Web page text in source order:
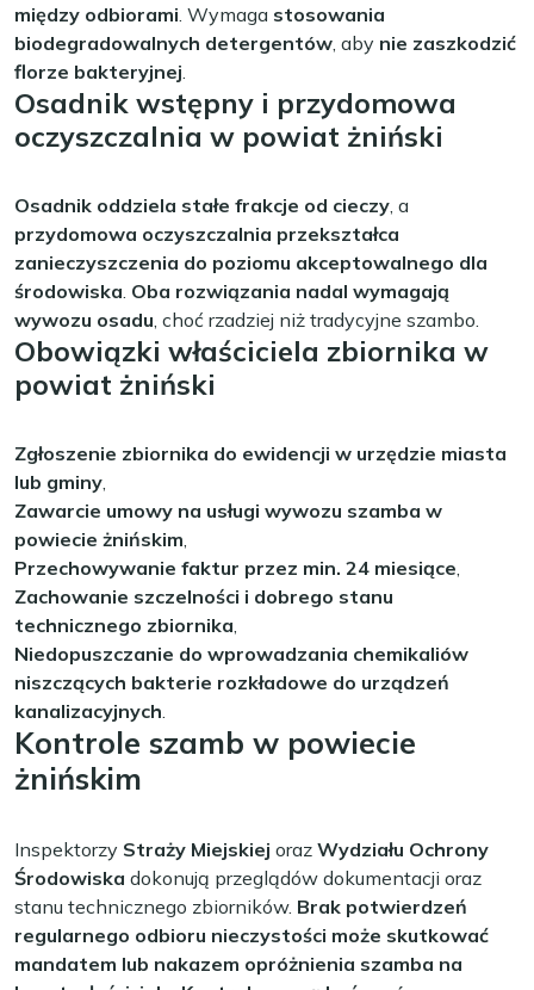
między odbiorami. Wymaga stosowania
biodegradowalnych detergentów, aby nie zaszkodzić
florze bakteryjnej.
Osadnik wstępny i przydomowa
oczyszczalnia w powiat żniński
Osadnik oddziela stałe frakcje od cieczy, a
przydomowa oczyszczalnia przekształca
zanieczyszczenia do poziomu akceptowalnego dla
środowiska. Oba rozwiązania nadal wymagają
wywozu osadu, choć rzadziej niż tradycyjne szambo.
Obowiązki właściciela zbiornika w
powiat żniński
Zgłoszenie zbiornika do ewidencji w urzędzie miasta
lub gminy,
Zawarcie umowy na usługi wywozu szamba w
powiecie żnińskim,
Przechowywanie faktur przez min. 24 miesiące,
Zachowanie szczelności i dobrego stanu
technicznego zbiornika,
Niedopuszczanie do wprowadzania chemikaliów
niszczących bakterie rozkładowe do urządzeń
kanalizacyjnych.
Kontrole szamb w powiecie
żnińskim
Inspektorzy Straży Miejskiej oraz Wydziału Ochrony
Środowiska dokonują przeglądów dokumentacji oraz
stanu technicznego zbiorników. Brak potwierdzeń
regularnego odbioru nieczystości może skutkować
mandatem lub nakazem opróżnienia szamba na